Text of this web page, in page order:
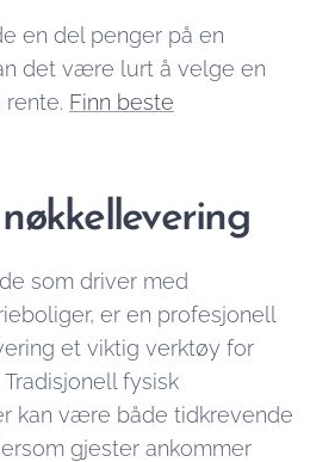
en del penger på en
det være lurt å velge en
Finn beste
som driver med
er en profesjonell
et viktig verktøy for
fysisk
kan være både tidkrevende
gjester ankommer